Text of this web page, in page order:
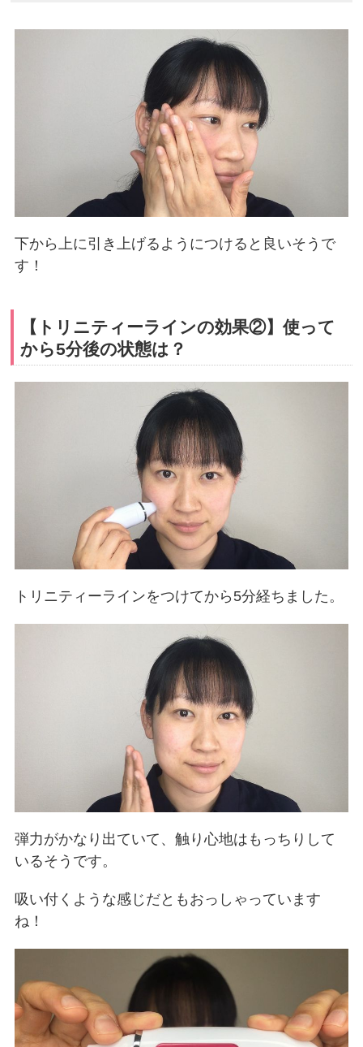
下から上に引き上げるようにつけると良いそうで
す！
【トリニティーラインの効果②】使って
から5分後の状態は？
トリニティーラインをつけてから5分経ちました。
弾力がかなり出ていて、触り心地はもっちりして
いるそうです。
吸い付くような感じだともおっしゃっています
ね！